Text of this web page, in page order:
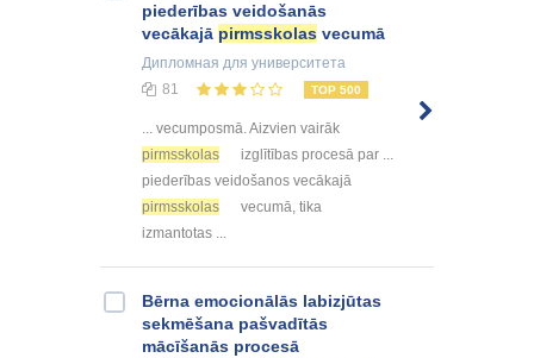
piederības veidošanās
vecākajā pirmsskolas vecumā
Дипломная для университета
81
TOP 500
... vecumposmā. Aizvien vairāk
pirmsskolas
izglītības procesā par ...
piederības veidošanos vecākajā
pirmsskolas
vecumā, tika
izmantotas ...
Bērna emocionālās labizjūtas
sekmēšana pašvadītās
mācīšanās procesā